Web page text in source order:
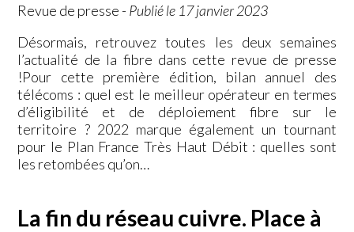
Revue de presse - Publié le 17 janvier 2023
Désormais, retrouvez toutes les deux semaines
l’actualité de la fibre dans cette revue de presse
!Pour cette première édition, bilan annuel des
télécoms : quel est le meilleur opérateur en termes
d’éligibilité et de déploiement fibre sur le
territoire ? 2022 marque également un tournant
pour le Plan France Très Haut Débit : quelles sont
les retombées qu’on…
La fin du réseau cuivre. Place à